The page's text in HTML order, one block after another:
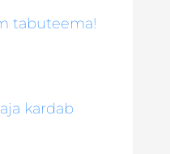
tabuteema!
kardab